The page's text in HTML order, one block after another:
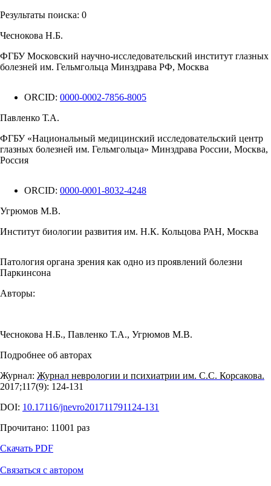
Результаты поиска: 0
Чеснокова Н.Б.
ФГБУ Московский научно-исследовательский институт глазных
болезней им. Гельмгольца Минздрава РФ, Москва
ORCID: 0000-0002-7856-8005
Павленко Т.А.
ФГБУ «Национальный медицинский исследовательский центр
глазных болезней им. Гельмгольца» Минздрава России, Москва,
Россия
ORCID: 0000-0001-8032-4248
Угрюмов М.В.
Институт биологии развития им. Н.К. Кольцова РАН, Москва
Патология органа зрения как одно из проявлений болезни
Паркинсона
Авторы:
Чеснокова Н.Б., Павленко Т.А., Угрюмов М.В.
Подробнее об авторах
Журнал: Журнал неврологии и психиатрии им. С.С. Корсакова.
2017;117(9): 124‑131
DOI: 10.17116/jnevro201711791124-131
Прочитано: 11001 раз
Скачать PDF
Связаться с автором